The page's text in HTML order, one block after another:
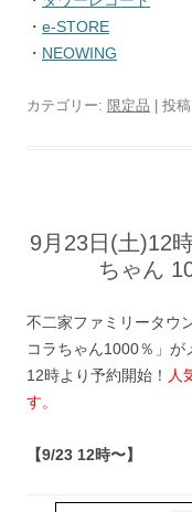
・ e-STORE
・ NEOWING
カテゴリー: 限定品 | 投
9月23日(土)12
ちゃん
不二家ファミリータウ
コラちゃん1000％」
12時より予約開始！ 人
す。
【9/23 12時〜】